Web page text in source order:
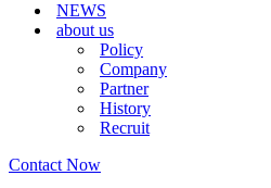
シ
ョ
NEWS
about us
Policy
Company
Partner
History
Recruit
Contact Now